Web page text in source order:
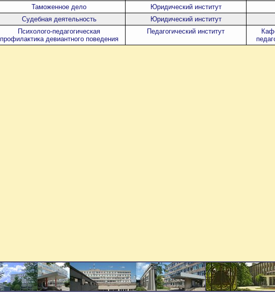
Таможенное дело
Юридический институт
Судебная деятельность
Юридический институт
Психолого-педагогическая
профилактика девиантного поведения
Педагогический институт